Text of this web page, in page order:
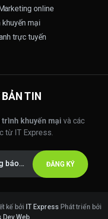
online
khuyến mại
trực tuyến
TIN
khuyến mại và các
từ IT Express.
ĐĂNG KÝ
kế bởi IT Express Phát triển bởi
Dev Web